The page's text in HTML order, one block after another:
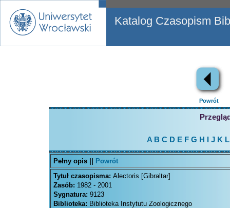
Katalog Czasopism
Powrót
A B C D EFG H J K L
Pełny opis ||
Powrót
Tytuł czasopisma: Alectoris [Gibraltar]
Zasób: 1982 - 2001
Sygnatura: 9123
Biblioteka: Biblioteka Instytutu Zoologicznego